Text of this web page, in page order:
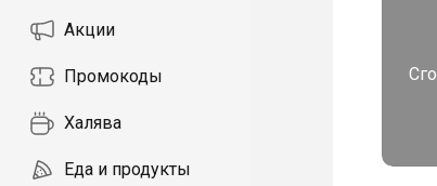
Акции
Промокоды
Халява
Еда и продукты